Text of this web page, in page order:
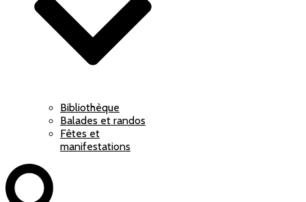
Bibliothèque
Balades et randos
Fêtes et
manifestations